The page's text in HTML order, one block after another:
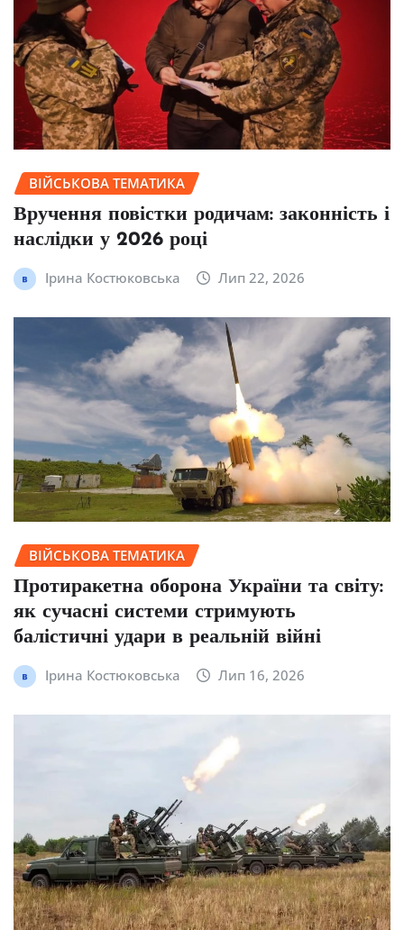
ВІЙСЬКОВА ТЕМАТИКА
Вручення повістки родичам: законність і
наслідки у 2026 році
Ірина Костюковська Лип 22, 2026
ВІЙСЬКОВА ТЕМАТИКА
Протиракетна оборона України та світу:
як сучасні системи стримують
балістичні удари в реальній війні
Ірина Костюковська Лип 16, 2026